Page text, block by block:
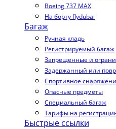
Boeing 737 MAX
На борту flydubai
Багаж
Ручная кладь
Регистрируемый багаж
Запрещенные и
Задержанный или
Спортивное
Опасные предметы
Специальный багаж
Тарифы на
Быстрые ссылки